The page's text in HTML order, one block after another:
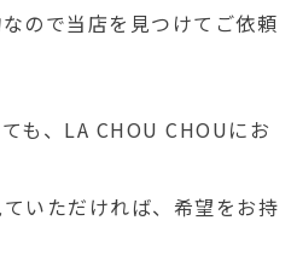
ので当店を見つけてご依頼
も、LA CHOU CHOUにお
いただければ、希望をお持